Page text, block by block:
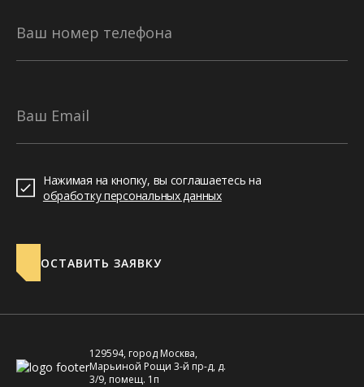
Ваш номер телефона
Ваш Email
Нажимая на кнопку, вы соглашаетесь на
обработку персональных данных
ОСТАВИТЬ ЗАЯВКУ
129594, город Москва,
Марьиной Рощи 3-й пр-д, д.
3/9, помещ. 1п